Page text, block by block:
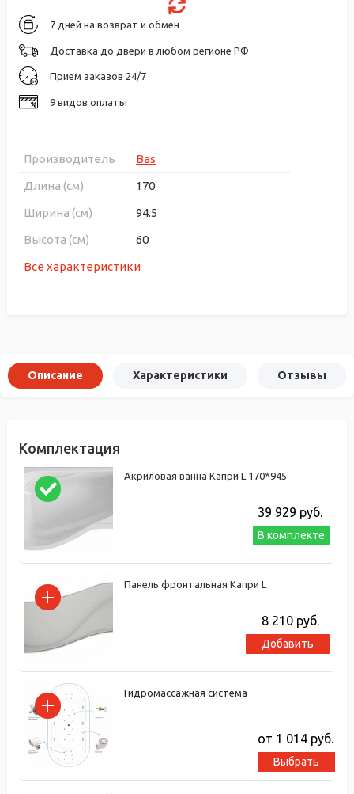
7 дней на возврат и обмен
Доставка до двери в любом регионе РФ
Прием заказов 24/7
9 видов оплаты
Производитель
Bas
Длина (см)
170
Ширина (см)
94.5
Высота (см)
60
Все характеристики
Описание Характеристики Отзывы
Комплектация
Акриловая ванна Капри L 170*945
39 929 руб.
В комплекте
Панель фронтальная Капри L
8 210руб.
Добавить
Гидромассажная система
от 1 014 руб.
Выбрать